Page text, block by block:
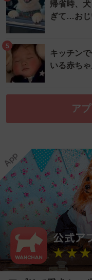
帰省時、
ぎて…お
5
キッチン
いる赤ち
ア